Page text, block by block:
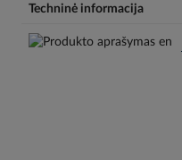
Techninė informacija